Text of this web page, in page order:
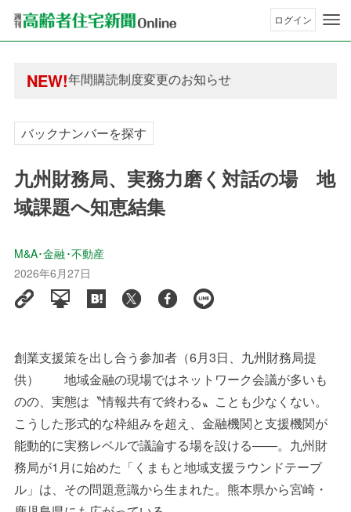
ログイン
NEW!
年間購読制度変更のお知らせ
高齢者住宅新聞 無料会員の皆様へ閲覧本数変更
高齢者住宅新聞 無料会員の皆様へ閲覧本数変更
バックナンバーを探す
九州財務局、実務力磨く対話の場 地
域課題へ知恵結集
M&A･金融･不動産
2026年6月27日
創業支援策を出し合う参加者（6月3日、九州財務局提
供） 地域金融の現場ではネットワーク会議が多いも
のの、実態は〝情報共有で終わる〟ことも少なくない。
こうした形式的な枠組みを超え、金融機関と支援機関が
能動的に実務レベルで議論する場を設ける――。九州財
務局が1月に始めた「くまもと地域支援ラウンドテーブ
ル」は、その問題意識から生まれた。熊本県から宮崎・